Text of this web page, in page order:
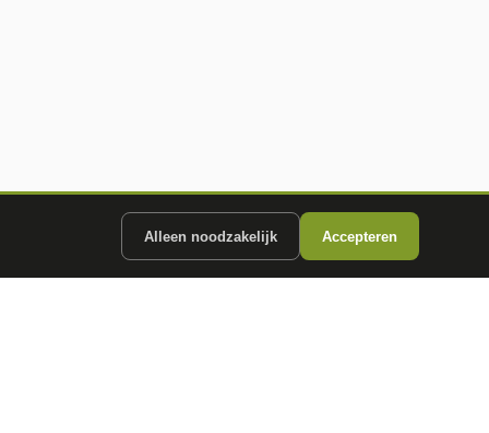
Alleen noodzakelijk Accepteren